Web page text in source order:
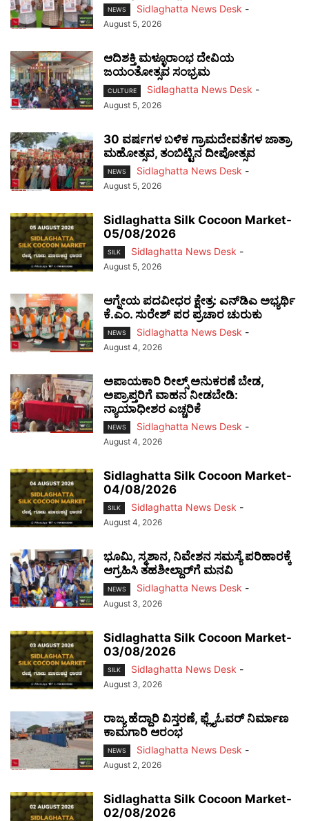
NEWS Sidlaghatta News Desk -
August 5, 2026
ಆದಿಶಕ್ತಿ ಮಳ್ಳೂರಾಂಭ ದೇವಿಯ
ಜಯಂತೋತ್ಸವ ಸಂಭ್ರಮ
CULTURE Sidlaghatta News Desk -
August 5, 2026
30 ವರ್ಷಗಳ ಬಳಿಕ ಗ್ರಾಮದೇವತೆಗಳ ಜಾತ್ರಾ
ಮಹೋತ್ಸವ, ತಂಬಿಟ್ಟಿನ ದೀಪೋತ್ಸವ
NEWS Sidlaghatta News Desk -
August 5, 2026
Sidlaghatta Silk Cocoon Market-
05/08/2026
SILK Sidlaghatta News Desk -
August 5, 2026
ಆಗ್ನೇಯ ಪದವೀಧರ ಕ್ಷೇತ್ರ: ಎನ್‌ಡಿಎ ಅಭ್ಯರ್ಥಿ
ಕೆ.ಎಂ. ಸುರೇಶ್ ಪರ ಪ್ರಚಾರ ಚುರುಕು
NEWS Sidlaghatta News Desk -
August 4, 2026
ಅಪಾಯಕಾರಿ ರೀಲ್ಸ್ ಅನುಕರಣೆ ಬೇಡ,
ಅಪ್ರಾಪ್ತರಿಗೆ ವಾಹನ ನೀಡಬೇಡಿ:
ನ್ಯಾಯಾಧೀಶರ ಎಚ್ಚರಿಕೆ
NEWS Sidlaghatta News Desk -
August 4, 2026
Sidlaghatta Silk Cocoon Market-
04/08/2026
SILK Sidlaghatta News Desk -
August 4, 2026
ಭೂಮಿ, ಸ್ಮಶಾನ, ನಿವೇಶನ ಸಮಸ್ಯೆ ಪರಿಹಾರಕ್ಕೆ
ಆಗ್ರಹಿಸಿ ತಹಶೀಲ್ದಾರ್‌ಗೆ ಮನವಿ
NEWS Sidlaghatta News Desk -
August 3, 2026
Sidlaghatta Silk Cocoon Market-
03/08/2026
SILK Sidlaghatta News Desk -
August 3, 2026
ರಾಜ್ಯ ಹೆದ್ದಾರಿ ವಿಸ್ತರಣೆ, ಫ್ಲೈಓವರ್ ನಿರ್ಮಾಣ
ಕಾಮಗಾರಿ ಆರಂಭ
NEWS Sidlaghatta News Desk -
August 2, 2026
Sidlaghatta Silk Cocoon Market-
02/08/2026